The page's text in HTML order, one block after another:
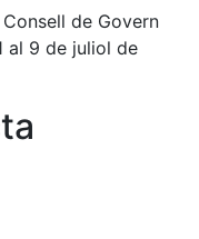
de Govern
al 9 de juliol de